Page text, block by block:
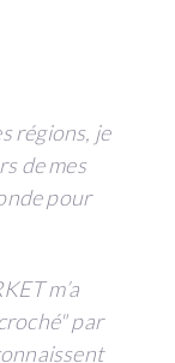
régions, je
de mes
pour
m’a
par